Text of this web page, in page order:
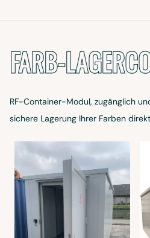
FARB-
RF-Container-Modul, zugänglich
sichere Lagerung Ihrer Farben